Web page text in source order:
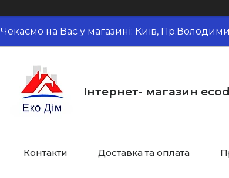
Чекаємо на Вас у магазині: Київ,
Інтернет- магазин
Контакти Доставка та оплата